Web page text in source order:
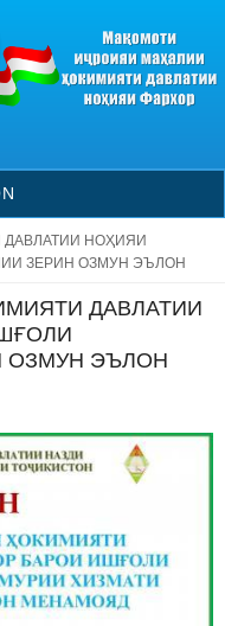
НОҲИЯИ
ЗЕРИН ОЗМУН ЭЪЛОН
ДАВЛАТИИ
ОЗМУН ЭЪЛОН